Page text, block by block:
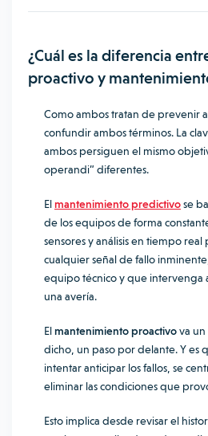
¿Cuál es la diferencia
proactivo y
Como ambos tratan de prevenir
confundir ambos términos. La
ambos persiguen el mismo
operandi” diferentes.
Elmantenimiento predictivose
de los equipos de forma
sensores y análisis en tiempo
cualquier señal de fallo
equipo técnico y que intervenga
una avería.
Elmantenimiento proactivova un
dicho, un paso por delante. Y es
intentar anticipar los fallos, se
eliminar las condiciones que
Esto implica desde revisar el